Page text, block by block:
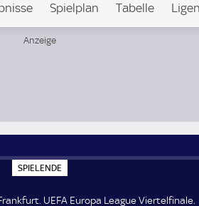
Spielplan Tabelle
SPIELENDE
P
E
UEFA Europa League Viertelfinale.